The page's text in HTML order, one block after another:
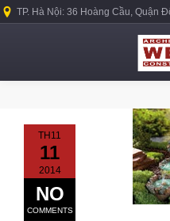
TP. Hà Nội: 36 Hoàng Cầu, Quận
TH11
11
2014
NO
COMMENTS